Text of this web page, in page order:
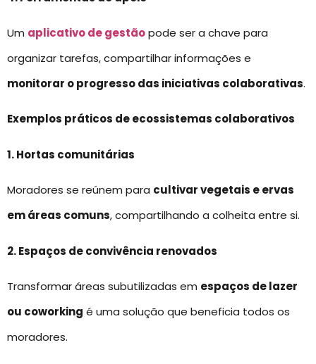
Um aplicativo de gestãopode ser a chave para
organizar tarefas, compartilhar informações e
monitorar o progresso das iniciativas colaborativas.
Exemplos práticos de ecossistemas colaborativos
1. Hortas comunitárias
Moradores se reúnem para cultivar vegetais e ervas
em áreas comuns, compartilhando a colheita entre si.
2. Espaços de convivência renovados
Transformar áreas subutilizadas em espaços de lazer
ou coworking é uma solução que beneficia todos os
moradores.